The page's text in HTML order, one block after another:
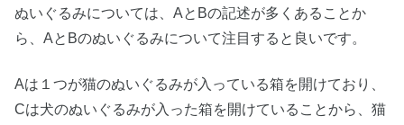
ぬいぐるみについては、AとBの記述が多くあることか
ら、AとBのぬいぐるみについて注目すると良いです。
Aは１つが猫のぬいぐるみが入っている箱を開けており、
Cは犬のぬいぐるみが入った箱を開けていることから、猫